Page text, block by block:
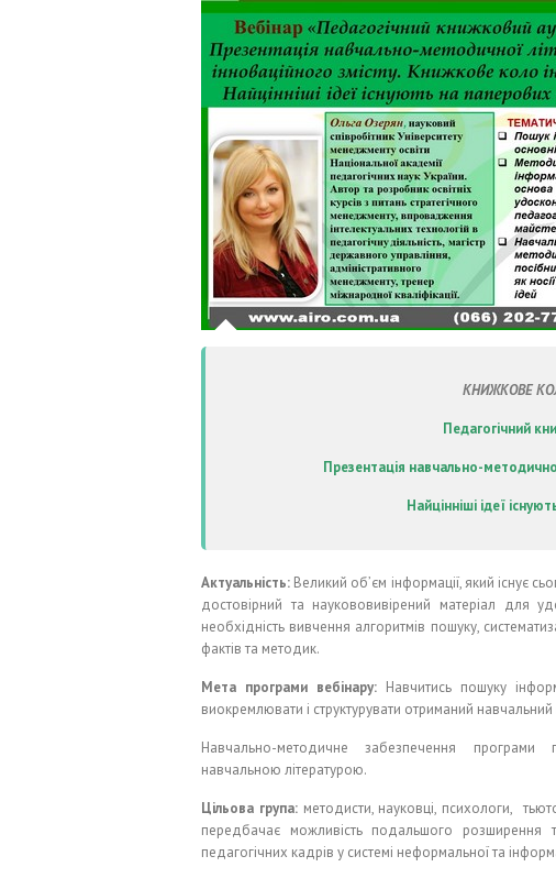
КНИЖКОВЕ
Педагогічний
Презентація навчально-
Найцінніші ідеї
Актуальність: Великий об’єм інформації, який існує
достовірний та наукововивірений матеріал для
необхідність вивчення алгоритмів пошуку,
фактів та методик.
Мета програми вебінару:Навчитись пошуку
виокремлювати і структурувати отриманий навчальний
Навчально-методичне забезпечення програми
навчальною літературою.
Цільова група:методисти, науковці, психологи,
передбачає можливість подальшого розширення
педагогічних кадрів у системі неформальної та